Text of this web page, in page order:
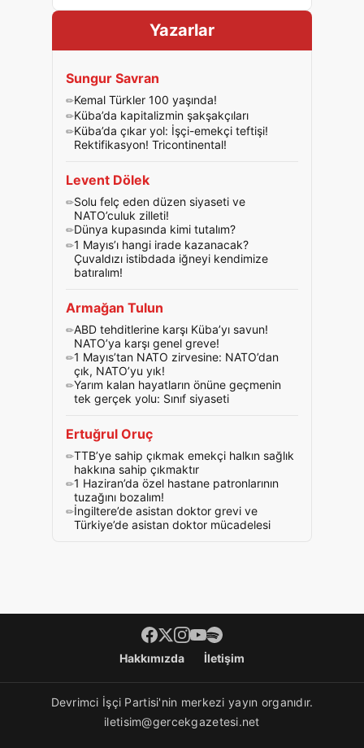
Yazarlar
Sungur Savran
Kemal Türkler 100 yaşında!
Küba’da kapitalizmin şakşakçıları
Küba’da çıkar yol: İşçi-emekçi teftişi!
Rektifikasyon! Tricontinental!
Levent Dölek
Solu felç eden düzen siyaseti ve
NATO’culuk zilleti!
Dünya kupasında kimi tutalım?
1 Mayıs’ı hangi irade kazanacak?
Çuvaldızı istibdada iğneyi kendimize
batıralım!
Armağan Tulun
ABD tehditlerine karşı Küba’yı savun!
NATO’ya karşı genel greve!
1 Mayıs’tan NATO zirvesine: NATO’dan
çık, NATO’yu yık!
Yarım kalan hayatların önüne geçmenin
tek gerçek yolu: Sınıf siyaseti
Ertuğrul Oruç
TTB’ye sahip çıkmak emekçi halkın sağlık
hakkına sahip çıkmaktır
1 Haziran’da özel hastane patronlarının
tuzağını bozalım!
İngiltere’de asistan doktor grevi ve
Türkiye’de asistan doktor mücadelesi
Footer menüHakkımızda İletişim
Devrimci İşçi Partisi'nin merkezi yayın organıdır.
iletisim@gercekgazetesi.net